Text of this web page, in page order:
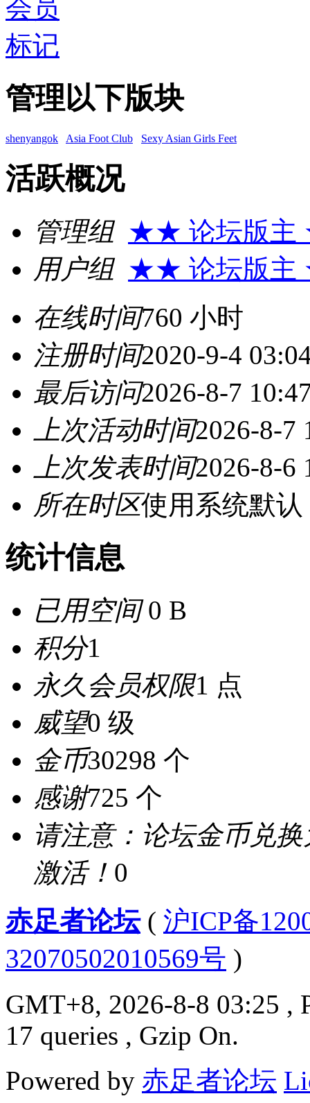
管理以下版块
shenyangok Asia Foot Club Sexy Asian Girls Feet
活跃概况
管理组 ★★ 论坛版
用户组 ★★ 论坛版
在线时间760 小时
注册时间2020-9-4
最后访问2026-8-7
上次活动时间2026-8-7
上次发表时间2026-8-6
所在时区使用系统默认
统计信息
已用空间0 B
积分1
永久会员权限1 点
威望0 级
金币30298 个
感谢725 个
请注意：论坛金币兑
激活！ 0
赤足者论坛( 沪ICP备
32070502010569号 )
GMT+8, 2026-8-8 03:25 ,
17 queries , Gzip On.
Powered by 赤足者论坛